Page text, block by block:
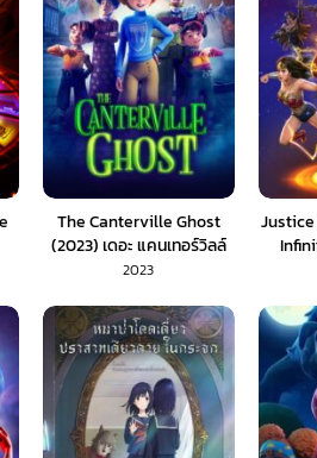
The Canterville Ghost
(2023) เดอะ แคนเทอร์วิลล์
โกสท์ (ซับไทย)
2023